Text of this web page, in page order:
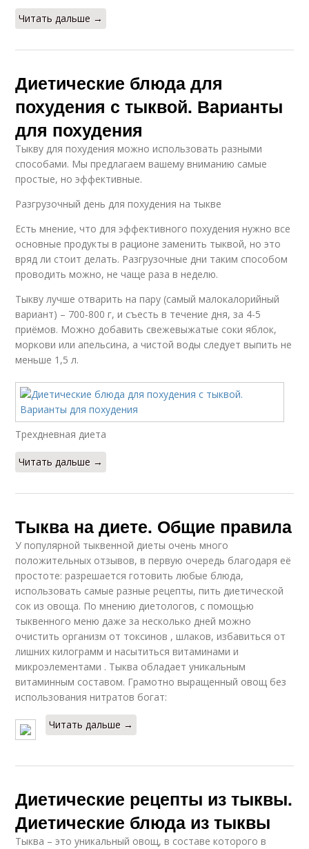
Читать дальше →
Диетические блюда для
похудения с тыквой. Варианты
для похудения
Тыкву для похудения можно использовать разными
способами. Мы предлагаем вашему вниманию самые
простые, но эффективные.
Разгрузочный день для похудения на тыкве
Есть мнение, что для эффективного похудения нужно все
основные продукты в рационе заменить тыквой, но это
вряд ли стоит делать. Разгрузочные дни таким способом
проводить можно, не чаще раза в неделю.
Тыкву лучше отварить на пару (самый малокалорийный
вариант) – 700-800 г, и съесть в течение дня, за 4-5
приёмов. Можно добавить свежевыжатые соки яблок,
моркови или апельсина, а чистой воды следует выпить не
меньше 1,5 л.
Трехдневная диета
Читать дальше →
Тыква на диете. Общие правила
У популярной тыквенной диеты очень много
положительных отзывов, в первую очередь благодаря её
простоте: разрешается готовить любые блюда,
использовать самые разные рецепты, пить диетической
сок из овоща. По мнению диетологов, с помощью
тыквенного меню даже за несколько дней можно
очистить организм от токсинов , шлаков, избавиться от
лишних килограмм и насытиться витаминами и
микроэлементами . Тыква обладает уникальным
витаминным составом. Грамотно выращенный овощ без
использования нитратов богат:
Читать дальше →
Диетические рецепты из тыквы.
Диетические блюда из тыквы
Тыква – это уникальный овощ, в составе которого в